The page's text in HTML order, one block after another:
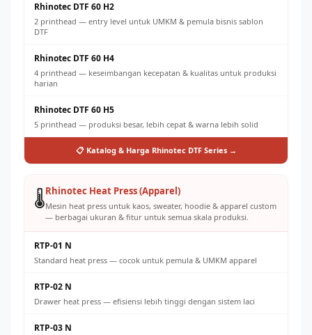
Rhinotec DTF 60 H2
2 printhead — entry level untuk UMKM & pemula bisnis sablon
DTF
Rhinotec DTF 60 H4
4 printhead — keseimbangan kecepatan & kualitas untuk produksi
harian
Rhinotec DTF 60 H5
5 printhead — produksi besar, lebih cepat & warna lebih solid
📋 Katalog & Harga Rhinotec DTF Series →
🌡️Rhinotec Heat Press (Apparel)
Mesin heat press untuk kaos, sweater, hoodie & apparel custom
— berbagai ukuran & fitur untuk semua skala produksi.
RTP-01 N
Standard heat press — cocok untuk pemula & UMKM apparel
RTP-02 N
Drawer heat press — efisiensi lebih tinggi dengan sistem laci
RTP-03 N